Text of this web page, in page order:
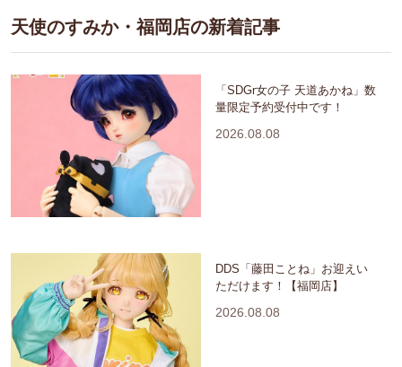
天使のすみか・福岡店の新着記事
「SDGr女の子 天道あかね」数
量限定予約受付中です！
2026.08.08
DDS「藤田ことね」お迎えい
ただけます！【福岡店】
2026.08.08